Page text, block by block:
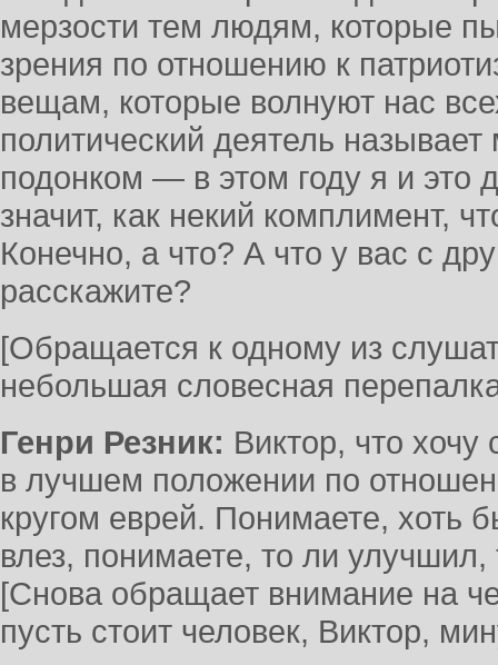
мерзости тем людям, которые
зрения по отношению к
вещам, которые волнуют нас
политический деятель
подонком — в этом году я и это
значит, как некий комплимент,
Конечно, а что? А что у вас с
расскажите?
[Обращается к одному из
небольшая словесная
Генри Резник: Виктор, что хочу
в лучшем положении по
кругом еврей. Понимаете, хоть
влез, понимаете, то ли
[Снова обращает внимание на
пусть стоит человек, Виктор,